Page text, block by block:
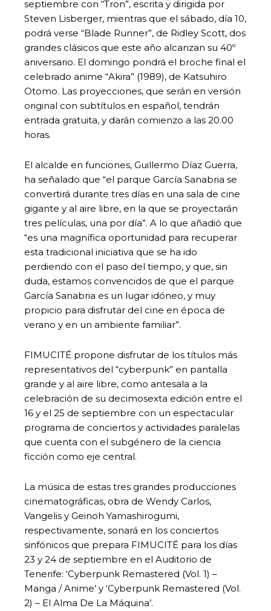
septiembre con “Tron”, escrita y dirigida por
Steven Lisberger, mientras que el sábado, día 10,
podrá verse “Blade Runner”, de Ridley Scott, dos
grandes clásicos que este año alcanzan su 40º
aniversario. El domingo pondrá el broche final el
celebrado anime “Akira” (1989), de Katsuhiro
Otomo. Las proyecciones, que serán en versión
original con subtítulos en español, tendrán
entrada gratuita, y darán comienzo a las 20.00
horas.
El alcalde en funciones, Guillermo Díaz Guerra,
ha señalado que “el parque García Sanabria se
convertirá durante tres días en una sala de cine
gigante y al aire libre, en la que se proyectarán
tres películas, una por día”. A lo que añadió que
“es una magnífica oportunidad para recuperar
esta tradicional iniciativa que se ha ido
perdiendo con el paso del tiempo, y que, sin
duda, estamos convencidos de que el parque
García Sanabria es un lugar idóneo, y muy
propicio para disfrutar del cine en época de
verano y en un ambiente familiar”.
FIMUCITÉ propone disfrutar de los títulos más
representativos del “cyberpunk” en pantalla
grande y al aire libre, como antesala a la
celebración de su decimosexta edición entre el
16 y el 25 de septiembre con un espectacular
programa de conciertos y actividades paralelas
que cuenta con el subgénero de la ciencia
ficción como eje central.
La música de estas tres grandes producciones
cinematográficas, obra de Wendy Carlos,
Vangelis y Geinoh Yamashirogumi,
respectivamente, sonará en los conciertos
sinfónicos que prepara FIMUCITÉ para los días
23 y 24 de septiembre en el Auditorio de
Tenerife: ‘Cyberpunk Remastered (Vol. 1) –
Manga / Anime’ y ‘Cyberpunk Remastered (Vol.
2) – El Alma De La Máquina’.